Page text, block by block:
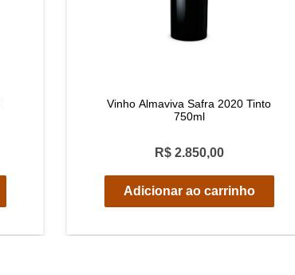
Vinho Almaviva Safra 2020 Tinto
750ml
R$ 2.850,00
Adicionar ao carrinho